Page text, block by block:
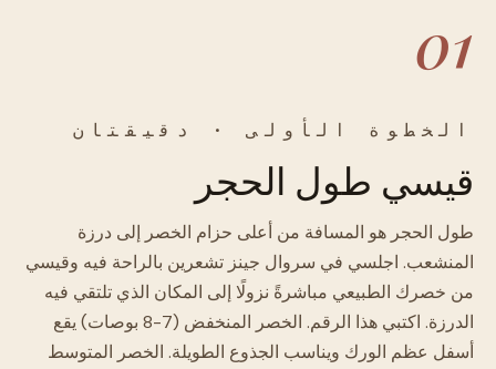
01
الخطوة الأولى · دقيقتان
قيسي طول الحجر
طول الحجر هو المسافة من أعلى حزام الخصر إلى درزة
المنشعب. اجلسي في سروال جينز تشعرين بالراحة فيه وقيسي
من خصرك الطبيعي مباشرةً نزولًا إلى المكان الذي تلتقي فيه
الدرزة. اكتبي هذا الرقم. الخصر المنخفض (7-8 بوصات) يقع
أسفل عظم الورك ويناسب الجذوع الطويلة. الخصر المتوسط